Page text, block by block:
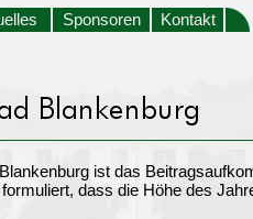
Sponsoren Kontakt
ist das
dass die Höhe des